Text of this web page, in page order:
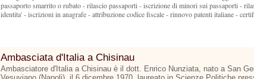
passaporto smarrito o rubato - rilascio passaporti - iscrizione di minori sui passaporti -
identita' - iscrizioni in anagrafe - attribuzione codice fiscale - rinnovo patenti italiane -
Ambasciata d'Italia a Chisinau
Ambasciatore d'Italia a Chisinau è il dott. Enrico Nunziata, nato a San